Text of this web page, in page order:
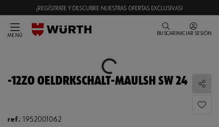
¡REGÍSTRATE Y DESCUBRE NUESTRAS OFERTAS EXCLUSIVAS!
MENÚ BUSCAR INICIAR SESIÓN
Loading...
-12ZO OELDRKSCHALT-MAULSH SW 24
ref.:1952001062